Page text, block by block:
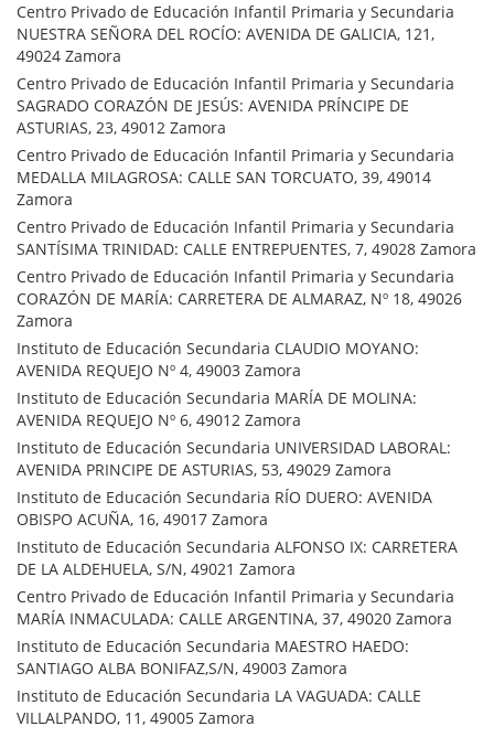
Centro Privado de Educación Infantil Primaria y Secundaria
NUESTRA SEÑORA DEL ROCÍO: AVENIDA DE GALICIA, 121,
49024 Zamora
Centro Privado de Educación Infantil Primaria y Secundaria
SAGRADO CORAZÓN DE JESÚS: AVENIDA PRÍNCIPE DE
ASTURIAS, 23, 49012 Zamora
Centro Privado de Educación Infantil Primaria y Secundaria
MEDALLA MILAGROSA: CALLE SAN TORCUATO, 39, 49014
Zamora
Centro Privado de Educación Infantil Primaria y Secundaria
SANTÍSIMA TRINIDAD: CALLE ENTREPUENTES, 7, 49028 Zamora
Centro Privado de Educación Infantil Primaria y Secundaria
CORAZÓN DE MARÍA: CARRETERA DE ALMARAZ, Nº 18, 49026
Zamora
Instituto de Educación Secundaria CLAUDIO MOYANO:
AVENIDA REQUEJO Nº 4, 49003 Zamora
Instituto de Educación Secundaria MARÍA DE MOLINA:
AVENIDA REQUEJO Nº 6, 49012 Zamora
Instituto de Educación Secundaria UNIVERSIDAD LABORAL:
AVENIDA PRINCIPE DE ASTURIAS, 53, 49029 Zamora
Instituto de Educación Secundaria RÍO DUERO: AVENIDA
OBISPO ACUÑA, 16, 49017 Zamora
Instituto de Educación Secundaria ALFONSO IX: CARRETERA
DE LA ALDEHUELA, S/N, 49021 Zamora
Centro Privado de Educación Infantil Primaria y Secundaria
MARÍA INMACULADA: CALLE ARGENTINA, 37, 49020 Zamora
Instituto de Educación Secundaria MAESTRO HAEDO:
SANTIAGO ALBA BONIFAZ,S/N, 49003 Zamora
Instituto de Educación Secundaria LA VAGUADA: CALLE
VILLALPANDO, 11, 49005 Zamora